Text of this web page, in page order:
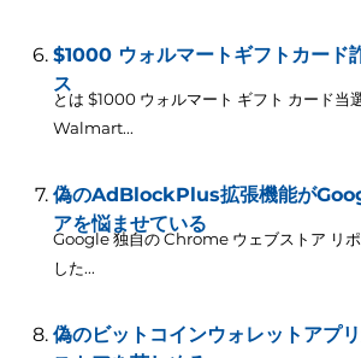
$1000 ウォルマートギフトカード
ス
とは $1000 ウォルマート ギフト カード当
Walmart...
偽のAdBlockPlus拡張機能が
アを悩ませている
Google 独自の Chrome ウェブストア リポ
した...
偽のビットコインウォレットアプ